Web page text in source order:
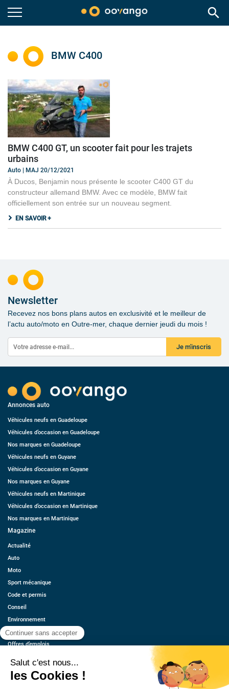
search
BMW C400
BMW C400 GT, un scooter fait pour les trajets
urbains
Auto | MAJ 20/12/2021
À Ducos, Benjamin nous présente le scooter C400 GT du
constructeur allemand BMW. Avec ce modèle, BMW fait
officiellement son entrée sur un nouveau segment.
EN SAVOIR +
Newsletter
Recevez nos bons plans autos en exclusivité et le meilleur de
l’actu auto/moto en Outre-mer, chaque dernier jeudi du mois !
Je m'inscris
Annonces auto
Véhicules neufs en Guadeloupe
Véhicules d’occasion en Guadeloupe
Nos marques en Guadeloupe
Véhicules neufs en Guyane
Véhicules d’occasion en Guyane
Nos marques en Guyane
Véhicules neufs en Martinique
Véhicules d’occasion en Martinique
Nos marques en Martinique
Magazine
Actualité
Auto
Moto
Sport mécanique
Code et permis
Conseil
Environnement
Économie
Offres d’emplois
Contact